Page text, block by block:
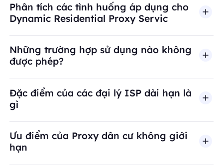
Phân tích các tình huống áp dụng cho
Dynamic Residential Proxy Servic
Những trường hợp sử dụng nào không
được phép?
BestProxy không hỗ trợ gian lận, spam, tương
Đặc điểm của các đại lý ISP dài hạn là
gì
Ưu điểm của Proxy dân cư không giới
hạn